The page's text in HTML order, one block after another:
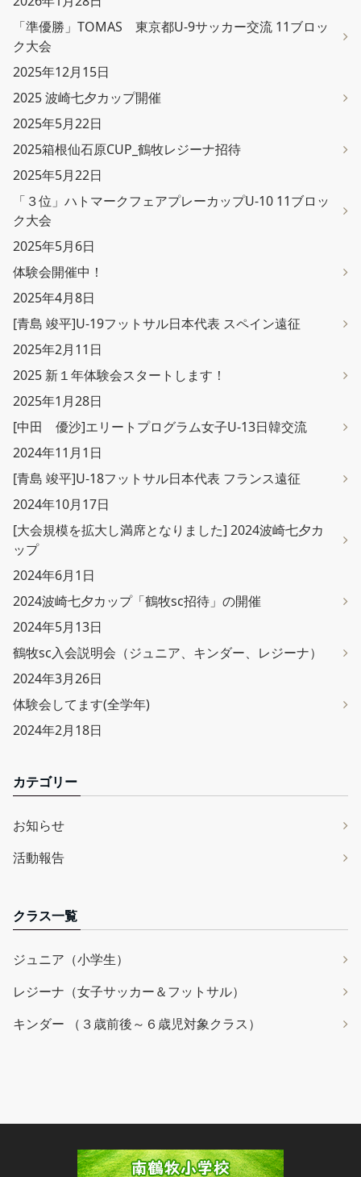
「準優勝」TOMAS 東京都U-9サッカー交流 11ブロッ
ク大会
2025年12月15日
2025 波崎七夕カップ開催
2025年5月22日
2025箱根仙石原CUP_鶴牧レジーナ招待
2025年5月22日
「３位」ハトマークフェアプレーカップU-10 11ブロッ
ク大会
2025年5月6日
体験会開催中！
2025年4月8日
[青島 竣平]U-19フットサル日本代表 スペイン遠征
2025年2月11日
2025 新１年体験会スタートします！
2025年1月28日
[中田 優沙]エリートプログラム女子U-13日韓交流
2024年11月1日
[青島 竣平]U-18フットサル日本代表 フランス遠征
2024年10月17日
[大会規模を拡大し満席となりました] 2024波崎七夕カ
ップ
2024年6月1日
2024波崎七夕カップ「鶴牧sc招待」の開催
2024年5月13日
鶴牧sc入会説明会（ジュニア、キンダー、レジーナ）
2024年3月26日
体験会してます(全学年)
2024年2月18日
カテゴリー
お知らせ
活動報告
クラス一覧
ジュニア（小学生）
レジーナ（女子サッカー＆フットサル）
キンダー （３歳前後～６歳児対象クラス）